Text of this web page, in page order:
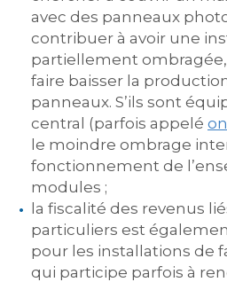
avec des panneaux
contribuer à avoir une
partiellement
faire baisser la
panneaux. S’ils sont
central (parfois appelé
le moindre ombrage
fonctionnement de
modules ;
la fiscalité des revenus
particuliers est
pour les installations de
qui participe parfois à